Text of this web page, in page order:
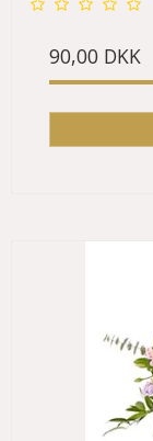
90,00 DKK